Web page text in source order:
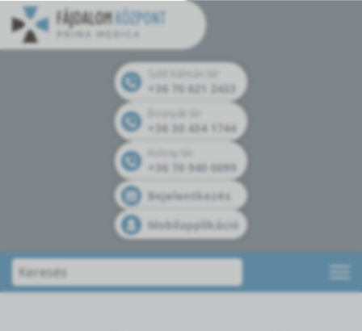
+36 70 621 2433
+36 30 434 1744
+36 70 940 0099
Bejelentkezés
Mobilapplikáció